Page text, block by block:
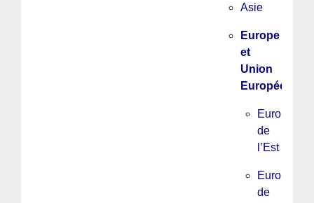
Asie
Europe
et
Union
Européenne
Europe
de
l’Est
Europe
de